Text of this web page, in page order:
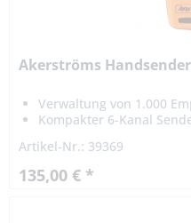
Akerströms Handsender
Verwaltung von 1.000
Kompakter 6-Kanal
Artikel-Nr.: 39369
135,00 € *